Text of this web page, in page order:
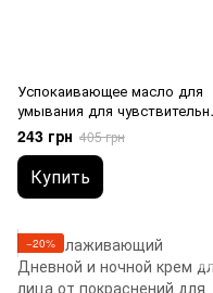
Успокаивающее масло для
умывания для
кожи с бакокальмином,
ирикалмином и маслом чиа
Mincer Pharma Anti Allergic
1110 150 мл
243 грн 405 грн
Купить
−20%